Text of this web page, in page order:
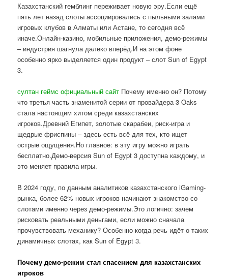
Казахстанский гемблинг переживает новую эру.Если ещё
пять лет назад слоты ассоциировались с пыльными залами
игровых клубов в Алматы или Астане, то сегодня всё
иначе.Онлайн-казино, мобильные приложения, демо-режимы
– индустрия шагнула далеко вперёд.И на этом фоне
особенно ярко выделяется один продукт – слот Sun of Egypt
3.
султан геймс официальный сайт Почему именно он? Потому
что третья часть знаменитой серии от провайдера 3 Oaks
стала настоящим хитом среди казахстанских
игроков.Древний Египет, золотые скарабеи, риск-игра и
щедрые фриспины – здесь есть всё для тех, кто ищет
острые ощущения.Но главное: в эту игру можно играть
бесплатно.Демо-версия Sun of Egypt 3 доступна каждому, и
это меняет правила игры.
В 2024 году, по данным аналитиков казахстанского iGaming-
рынка, более 62% новых игроков начинают знакомство со
слотами именно через демо-режимы.Это логично: зачем
рисковать реальными деньгами, если можно сначала
прочувствовать механику? Особенно когда речь идёт о таких
динамичных слотах, как Sun of Egypt 3.
Почему демо-режим стал спасением для казахстанских
игроков